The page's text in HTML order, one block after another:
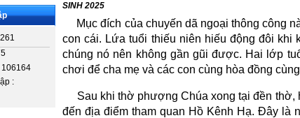
106164
:
SINH 2025
Mục đích của chuyến dã ngoại thông công
con cái. Lứa tuổi thiếu niên hiếu động đôi khi
chúng nó nên không gần gũi được. Hai lớp
chơi để cha mẹ và các con cùng hòa đồng
Sau khi thờ phượng Chúa xong tại đền thờ,
đến địa điểm tham quan Hồ Kênh Hạ. Đây là